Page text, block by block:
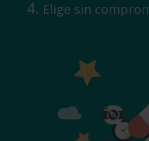
Elige sin